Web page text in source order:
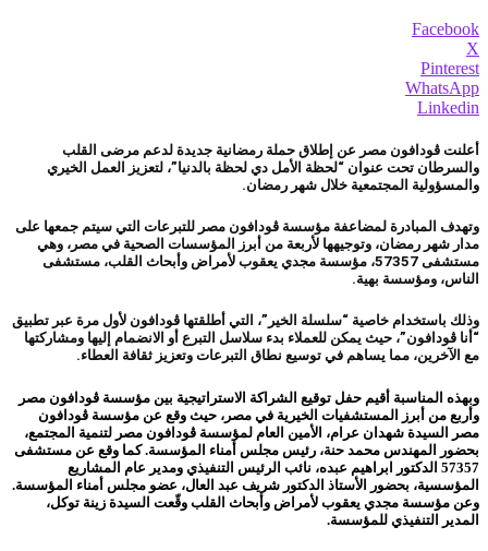
Facebook
X
Pinterest
WhatsApp
Linkedin
أعلنت ڤودافون مصر عن إطلاق حملة رمضانية جديدة لدعم مرضى القلب
والسرطان تحت عنوان “لحظة الأمل دي لحظة بالدنيا”، لتعزيز العمل الخيري
والمسؤولية المجتمعية خلال شهر رمضان.
وتهدف المبادرة لمضاعفة مؤسسة ڤودافون مصر للتبرعات التي سيتم جمعها على
مدار شهر رمضان، وتوجيهها لأربعة من أبرز المؤسسات الصحية في مصر، وهي
مستشفى 57357، مؤسسة مجدي يعقوب لأمراض وأبحاث القلب، مستشفى
الناس، ومؤسسة بهية.
وذلك باستخدام خاصية “سلسلة الخير”، التي أطلقتها ڤودافون لأول مرة عبر تطبيق
“أنا ڤودافون”، حيث يمكن للعملاء بدء سلاسل التبرع أو الانضمام إليها ومشاركتها
مع الآخرين، مما يساهم في توسيع نطاق التبرعات وتعزيز ثقافة العطاء.
وبهذه المناسبة أقيم حفل توقيع الشراكة الاستراتيجية بين مؤسسة ڤودافون مصر
وأربع من أبرز المستشفيات الخيرية في مصر، حيث وقع عن مؤسسة ڤودافون
مصر السيدة شهدان عرام، الأمين العام لمؤسسة ڤودافون مصر لتنمية المجتمع،
بحضور المهندس محمد حنة، رئيس مجلس أمناء المؤسسة. كما وقع عن مستشفى
57357 الدكتور ابراهيم عبده، نائب الرئيس التنفيذي ومدير عام المشاريع
المؤسسية، بحضور الأستاذ الدكتور شريف عبد العال، عضو مجلس أمناء المؤسسة.
وعن مؤسسة مجدي يعقوب لأمراض وأبحاث القلب وقّعت السيدة زينة توكل،
المدير التنفيذي للمؤسسة.